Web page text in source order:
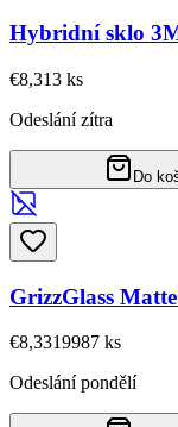
Hybridní sklo
€8,313 ks
Odeslání zítra
Do
GrizzGlass
€8,3319987 ks
Odeslání pondělí